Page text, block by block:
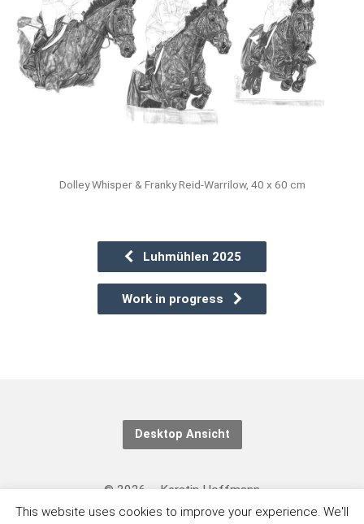
Dolley Whisper & Franky Reid-Warrilow, 40 x 60 cm
Luhmühlen 2025
Work in progress
Desktop Ansicht
© 2026 – Kerstin Hoffmann
Kontakt/Datenschutzerklärung: https://eventing-
This website uses cookies to improve your experience. We'll